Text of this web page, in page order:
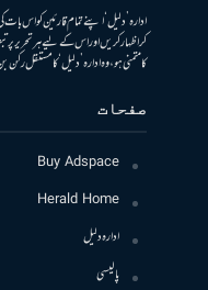
ادارہ ’دلیل‘ اپنے تمام قارئین کو اس
کر اظہار کریں اور اس کے لیے ہر تحریر
کا متمنی ہو، وہ ادارہ ’دلیل‘ کا مستقل
صفحات
Buy Adspace
Herald Home
ادارہ دلیل
پالیسی